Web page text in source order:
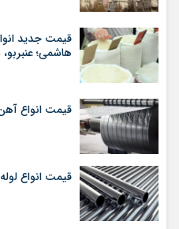
هاشمی؛
قیمت انواع آهن
قیمت انواع لوله فلزی